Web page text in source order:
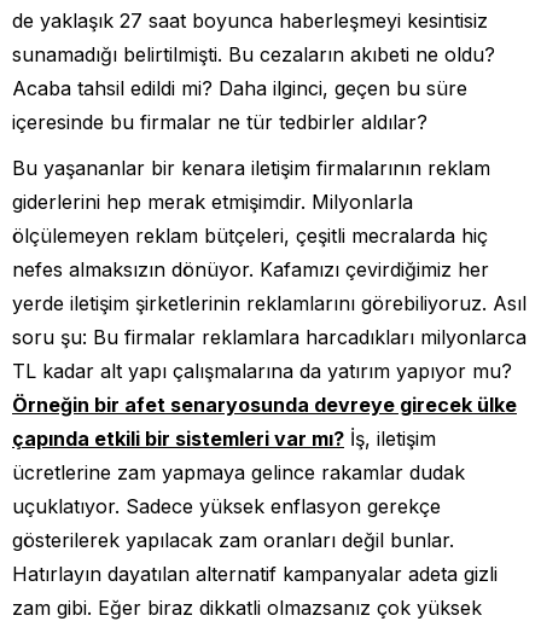
de yaklaşık 27 saat boyunca haberleşmeyi kesintisiz
sunamadığı belirtilmişti. Bu cezaların akıbeti ne oldu?
Acaba tahsil edildi mi? Daha ilginci, geçen bu süre
içeresinde bu firmalar ne tür tedbirler aldılar?
Bu yaşananlar bir kenara iletişim firmalarının reklam
giderlerini hep merak etmişimdir. Milyonlarla
ölçülemeyen reklam bütçeleri, çeşitli mecralarda hiç
nefes almaksızın dönüyor. Kafamızı çevirdiğimiz her
yerde iletişim şirketlerinin reklamlarını görebiliyoruz. Asıl
soru şu: Bu firmalar reklamlara harcadıkları milyonlarca
TL kadar alt yapı çalışmalarına da yatırım yapıyor mu?
Örneğin bir afet senaryosunda devreye girecek ülke
çapında etkili bir sistemleri var mı? İş, iletişim
ücretlerine zam yapmaya gelince rakamlar dudak
uçuklatıyor. Sadece yüksek enflasyon gerekçe
gösterilerek yapılacak zam oranları değil bunlar.
Hatırlayın dayatılan alternatif kampanyalar adeta gizli
zam gibi. Eğer biraz dikkatli olmazsanız çok yüksek